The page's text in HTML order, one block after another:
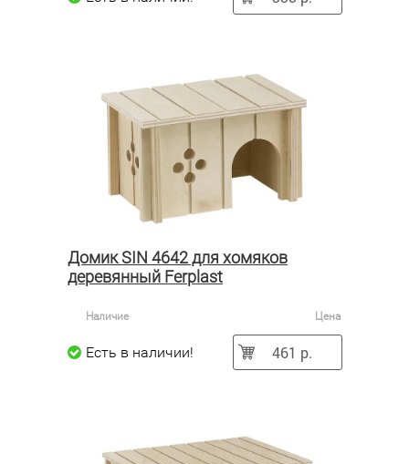
Домик SIN 4642 для хомяков
деревянный Ferplast
Наличие Цена
Есть в наличии! 461 р.